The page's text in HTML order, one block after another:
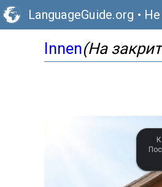
LanguageGuide.org •
Innen(На